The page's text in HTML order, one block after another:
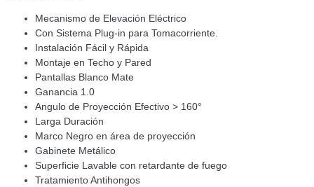
Mecanismo de Elevación Eléctrico
Con Sistema Plug-in para Tomacorriente.
Instalación Fácil y Rápida
Montaje en Techo y Pared
Pantallas Blanco Mate
Ganancia 1.0
Angulo de Proyección Efectivo > 160°
Larga Duración
Marco Negro en área de proyección
Gabinete Metálico
Superficie Lavable con retardante de fuego
Tratamiento Antihongos